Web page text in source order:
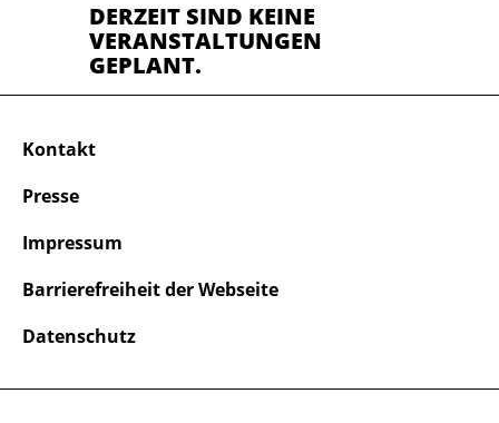
DERZEIT SIND KEINE
VERANSTALTUNGEN
GEPLANT.
Kontakt
Presse
Impressum
Barrierefreiheit der Webseite
Datenschutz